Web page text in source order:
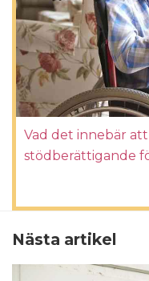
Vad det innebär
stödberättigande
Nästa artikel